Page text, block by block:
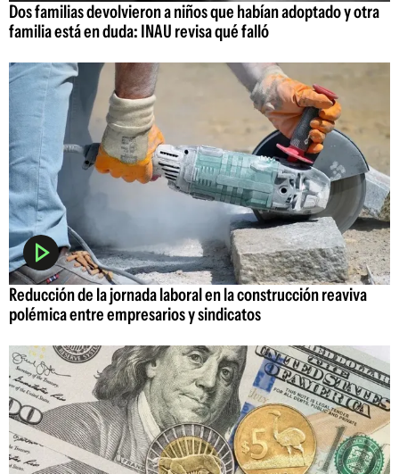
Dos familias devolvieron a niños que habían adoptado y otra
familia está en duda: INAU revisa qué falló
Reducción de la jornada laboral en la construcción reaviva
polémica entre empresarios y sindicatos